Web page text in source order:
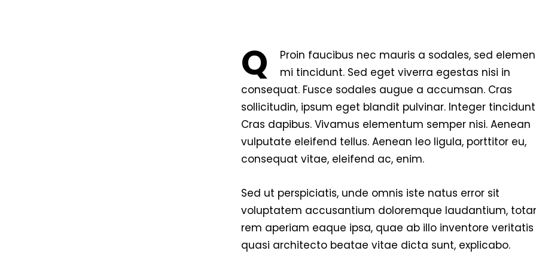
Q
Proin faucibus nec mauris a sodales, sed
mi tincidunt. Sed eget viverra egestas nisi in
consequat. Fusce sodales augue a accumsan. Cras
sollicitudin, ipsum eget blandit pulvinar. Integer
Cras dapibus. Vivamus elementum semper nisi. Aenean
vulputate eleifend tellus. Aenean leo ligula, porttitor eu,
consequat vitae, eleifend ac, enim.
Sed ut perspiciatis, unde omnis iste natus error sit
voluptatem accusantium doloremque laudantium,
rem aperiam eaque ipsa, quae ab illo inventore
quasi architecto beatae vitae dicta sunt, explicabo.